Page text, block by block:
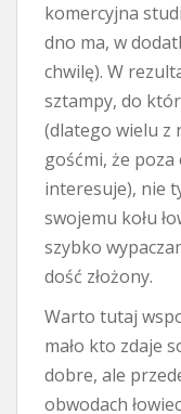
komercyjna
dno ma, w
chwilę). W
sztampy, do
(dlatego wielu z
gośćmi, że
interesuje), nie
swojemu kołu
szybko
dość złożony.
Warto tutaj
mało kto zdaje
dobre, ale
obwodach